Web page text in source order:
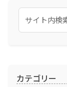
カテゴリー